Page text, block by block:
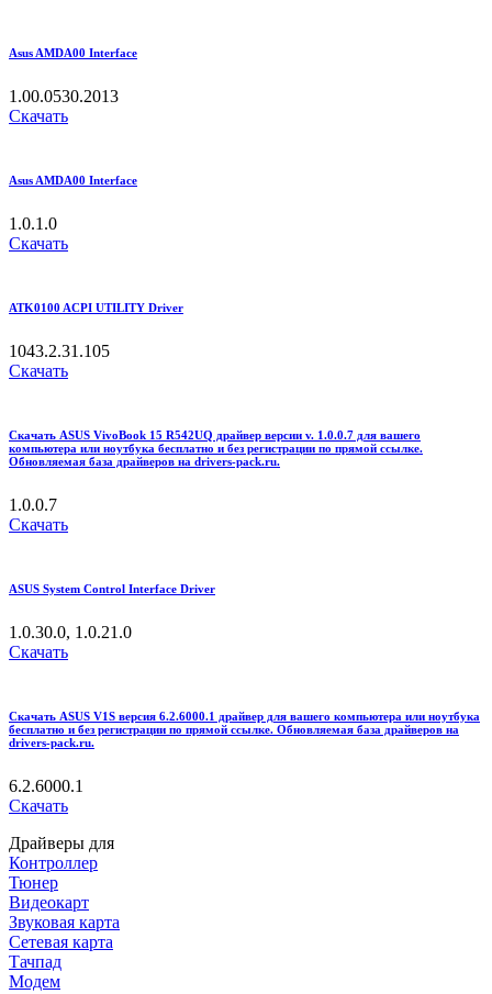
Asus AMDA00 Interface
1.00.0530.2013
Скачать
Asus AMDA00 Interface
1.0.1.0
Скачать
ATK0100 ACPI UTILITY Driver
1043.2.31.105
Скачать
Скачать ASUS VivoBook 15 R542UQ драйвер версии v. 1.0.0.7 для вашего
компьютера или ноутбука бесплатно и без регистрации по прямой ссылке.
Обновляемая база драйверов на drivers-pack.ru.
1.0.0.7
Скачать
ASUS System Control Interface Driver
1.0.30.0, 1.0.21.0
Скачать
Скачать ASUS V1S версия 6.2.6000.1 драйвер для вашего компьютера или ноутбука
бесплатно и без регистрации по прямой ссылке. Обновляемая база драйверов на
drivers-pack.ru.
6.2.6000.1
Скачать
Драйверы для
Контроллер
Тюнер
Видеокарт
Звуковая карта
Сетевая карта
Тачпад
Модем